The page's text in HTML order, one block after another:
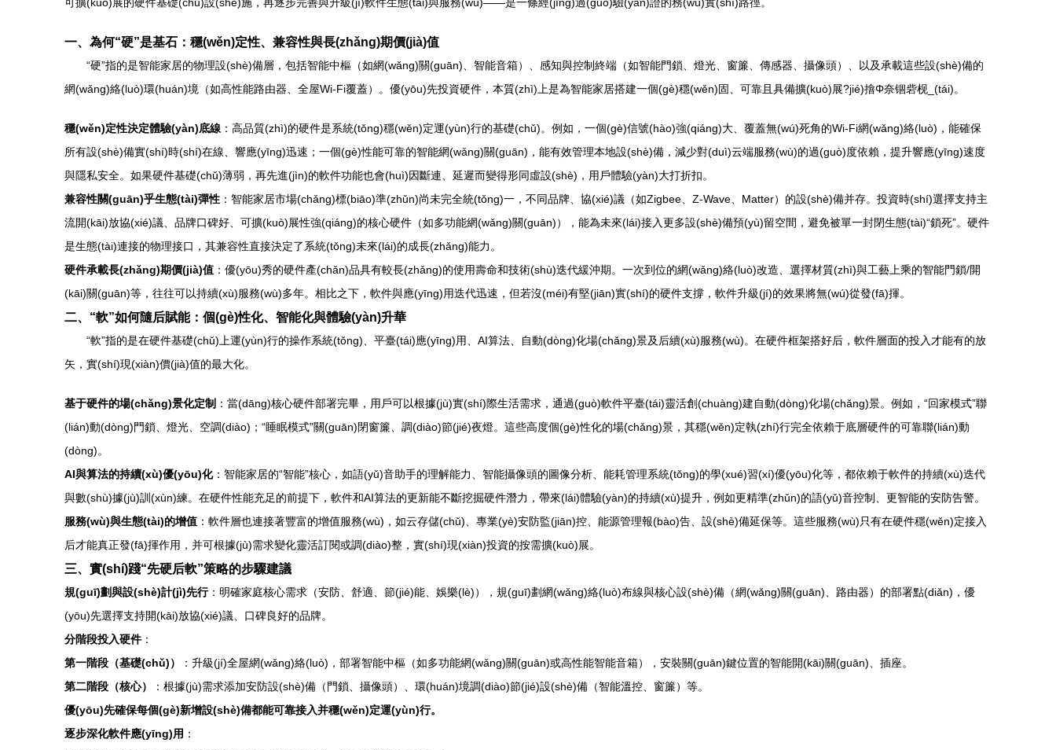
一、為何“硬”是基石：穩(wěn)定性、兼容性與長(zhǎng)期價(jià)值
“硬”指的是智能家居的物理設(shè)備層，包括智能中樞（如網(wǎng)關(guān)、智能音箱）、感知與控制終端（如智能門鎖、燈光、窗簾、傳感器、攝像頭）、以及承載這些設(shè)備的
網(wǎng)絡(luò)環(huán)境（如高性能路由器、全屋Wi-Fi覆蓋）。優(yōu)先投資硬件，本質(zhì)上是為智能家居搭建一個(gè)穩(wěn)固、可靠且具備擴(kuò)展?jié)摿Φ奈锢砦枧_(tái)。
穩(wěn)定性決定體驗(yàn)底線 ：高品質(zhì)的硬件是系統(tǒng)穩(wěn)定運(yùn)行的基礎(chǔ)。例如，一個(gè)信號(hào)強(qiáng)大、覆蓋無(wú)死角的Wi-Fi網(wǎng)絡(luò)，能確保
所有設(shè)備實(shí)時(shí)在線、響應(yīng)迅速；一個(gè)性能可靠的智能網(wǎng)關(guān)，能有效管理本地設(shè)備，減少對(duì)云端服務(wù)的過(guò)度依賴，提升響應(yīng)速度
與隱私安全。如果硬件基礎(chǔ)薄弱，再先進(jìn)的軟件功能也會(huì)因斷連、延遲而變得形同虛設(shè)，用戶體驗(yàn)大打折扣。
兼容性關(guān)乎生態(tài)彈性 ：智能家居市場(chǎng)標(biāo)準(zhǔn)尚未完全統(tǒng)一，不同品牌、協(xié)議（如Zigbee、Z-Wave、Matter）的設(shè)備并存。投資時(shí)選擇支持主
流開(kāi)放協(xié)議、品牌口碑好、可擴(kuò)展性強(qiáng)的核心硬件（如多功能網(wǎng)關(guān)），能為未來(lái)接入更多設(shè)備預(yù)留空間，避免被單一封閉生態(tài)“鎖死”。硬件
是生態(tài)連接的物理接口，其兼容性直接決定了系統(tǒng)未來(lái)的成長(zhǎng)能力。
硬件承載長(zhǎng)期價(jià)值 ：優(yōu)秀的硬件產(chǎn)品具有較長(zhǎng)的使用壽命和技術(shù)迭代緩沖期。一次到位的網(wǎng)絡(luò)改造、選擇材質(zhì)與工藝上乘的智能門鎖/開
(kāi)關(guān)等，往往可以持續(xù)服務(wù)多年。相比之下，軟件與應(yīng)用迭代迅速，但若沒(méi)有堅(jiān)實(shí)的硬件支撐，軟件升級(jí)的效果將無(wú)從發(fā)揮。
二、“軟”如何隨后賦能：個(gè)性化、智能化與體驗(yàn)升華
“軟”指的是在硬件基礎(chǔ)上運(yùn)行的操作系統(tǒng)、平臺(tái)應(yīng)用、AI算法、自動(dòng)化場(chǎng)景及后續(xù)服務(wù)。在硬件框架搭好后，軟件層面的投入才能有的放
矢，實(shí)現(xiàn)價(jià)值的最大化。
基于硬件的場(chǎng)景化定制 ：當(dāng)核心硬件部署完畢，用戶可以根據(jù)實(shí)際生活需求，通過(guò)軟件平臺(tái)靈活創(chuàng)建自動(dòng)化場(chǎng)景。例如，“回家模式”聯
(lián)動(dòng)門鎖、燈光、空調(diào)；“睡眠模式”關(guān)閉窗簾、調(diào)節(jié)夜燈。這些高度個(gè)性化的場(chǎng)景，其穩(wěn)定執(zhí)行完全依賴于底層硬件的可靠聯(lián)動
(dòng)。
AI與算法的持續(xù)優(yōu)化：智能家居的“智能”核心，如語(yǔ)音助手的理解能力、智能攝像頭的圖像分析、能耗管理系統(tǒng)的學(xué)習(xí)優(yōu)化等，都依賴于軟件的持續(xù)迭代
與數(shù)據(jù)訓(xùn)練。在硬件性能充足的前提下，軟件和AI算法的更新能不斷挖掘硬件潛力，帶來(lái)體驗(yàn)的持續(xù)提升，例如更精準(zhǔn)的語(yǔ)音控制、更智能的安防告警。
服務(wù)與生態(tài)的增值 ：軟件層也連接著豐富的增值服務(wù)，如云存儲(chǔ)、專業(yè)安防監(jiān)控、能源管理報(bào)告、設(shè)備延保等。這些服務(wù)只有在硬件穩(wěn)定接入
后才能真正發(fā)揮作用，并可根據(jù)需求變化靈活訂閱或調(diào)整，實(shí)現(xiàn)投資的按需擴(kuò)展。
三、實(shí)踐“先硬后軟”策略的步驟建議
規(guī)劃與設(shè)計(jì)先行：明確家庭核心需求（安防、舒適、節(jié)能、娛樂(lè)），規(guī)劃網(wǎng)絡(luò)布線與核心設(shè)備（網(wǎng)關(guān)、路由器）的部署點(diǎn)，優
(yōu)先選擇支持開(kāi)放協(xié)議、口碑良好的品牌。
分階段投入硬件：
第一階段（基礎(chǔ)）
：升級(jí)全屋網(wǎng)絡(luò)，部署智能中樞（如多功能網(wǎng)關(guān)或高性能智能音箱），安裝關(guān)鍵位置的智能開(kāi)關(guān)、插座。
第二階段（核心）
：根據(jù)需求添加安防設(shè)備（門鎖、攝像頭）、環(huán)境調(diào)節(jié)設(shè)備（智能溫控、窗簾）等。
優(yōu)先確保每個(gè)新增設(shè)備都能可靠接入并穩(wěn)定運(yùn)行。
逐步深化軟件應(yīng)用 ：